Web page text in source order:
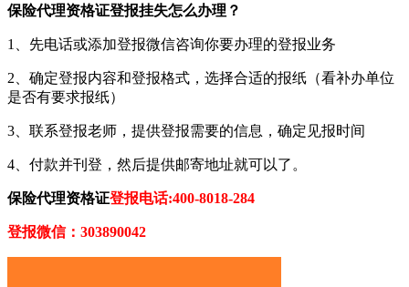
保险代理资格证登报挂失怎么办理？
1、先电话或添加登报微信咨询你要办理的登报业务
2、确定登报内容和登报格式，选择合适的报纸（看补办单位
是否有要求报纸）
3、联系登报老师，提供登报需要的信息，确定见报时间
4、付款并刊登，然后提供邮寄地址就可以了。
保险代理资格证登报电话:400-8018-284
登报微信：303890042